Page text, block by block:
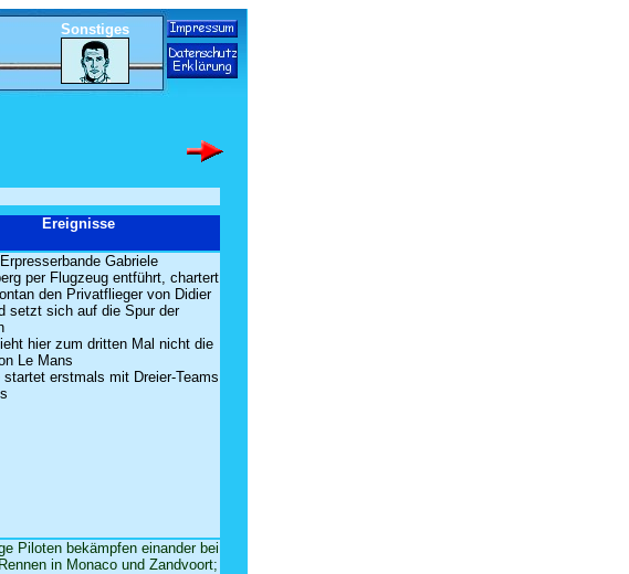
Sonstiges
Ereignisse
Gabriele
per Flugzeug entführt, chartert
den Privatflieger von Didier
setzt sich auf die Spur der
hier zum dritten Mal nicht die
Le Mans
startet erstmals mit Dreier-Teams
Piloten bekämpfen einander bei
in Monaco und Zandvoort;